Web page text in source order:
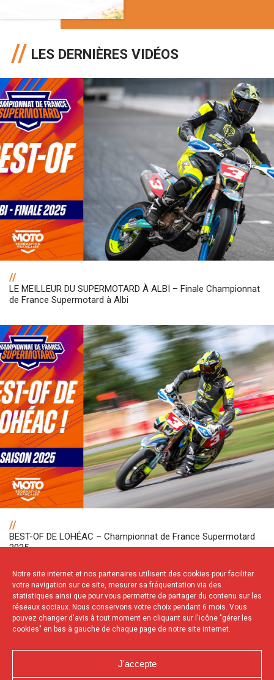
Notre site internet et nos partenaires utilisent des cookies pour faciliter
votre navigation sur ce site, mesurer sa fréquentation via des
statistiques ainsi que pour vous permettre de partager du contenu sur les
réseaux sociaux. Nous conservons votre choix pendant 6 mois. Vous
pouvez changer d'avis à tout moment en cliquant sur l'icône "gérer les
cookies" en bas à gauche de chaque page de notre site internet.
J'accepte
LES DERNIÈRES VIDÉOS
//
LE MEILLEUR DU SUPERMOTARD À ALBI – Finale Championnat
de France Supermotard à Albi
//
BEST-OF DE LOHÉAC – Championnat de France Supermotard
2025
NOS PARTENAIRES